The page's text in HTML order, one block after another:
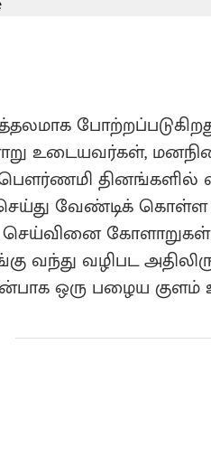
உடையவர்கள்,
தினங்களில்
செய்து வேண்டிக்
செய்வினை
வந்து வழிபட
ஒரு பழைய குளம்